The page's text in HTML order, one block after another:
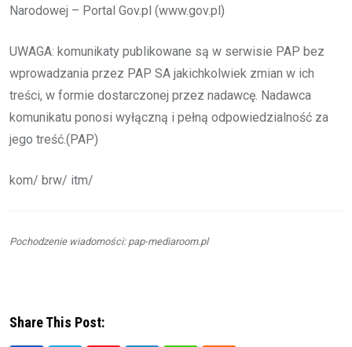
Narodowej – Portal Gov.pl (www.gov.pl)
UWAGA: komunikaty publikowane są w serwisie PAP bez
wprowadzania przez PAP SA jakichkolwiek zmian w ich
treści, w formie dostarczonej przez nadawcę. Nadawca
komunikatu ponosi wyłączną i pełną odpowiedzialność za
jego treść.(PAP)
kom/ brw/ itm/
Pochodzenie wiadomości: pap-mediaroom.pl
Share This Post: